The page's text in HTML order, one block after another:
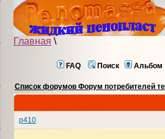
Главная \
FAQ Поиск Альбом
Список форумов Форум потребителей
p410